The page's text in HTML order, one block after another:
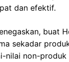
dan efektif.
buat
sekadar
nilai non-produk